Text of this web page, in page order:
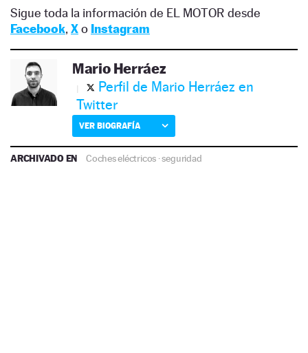
Sigue toda la información de EL MOTOR desde
Facebook, Xo Instagram
Mario Herráez
Perfil de Mario Herráez en
Twitter
VER BIOGRAFÍA
ARCHIVADO EN Coches eléctricos ·seguridad